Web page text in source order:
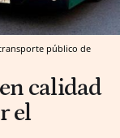
público de
calidad
el